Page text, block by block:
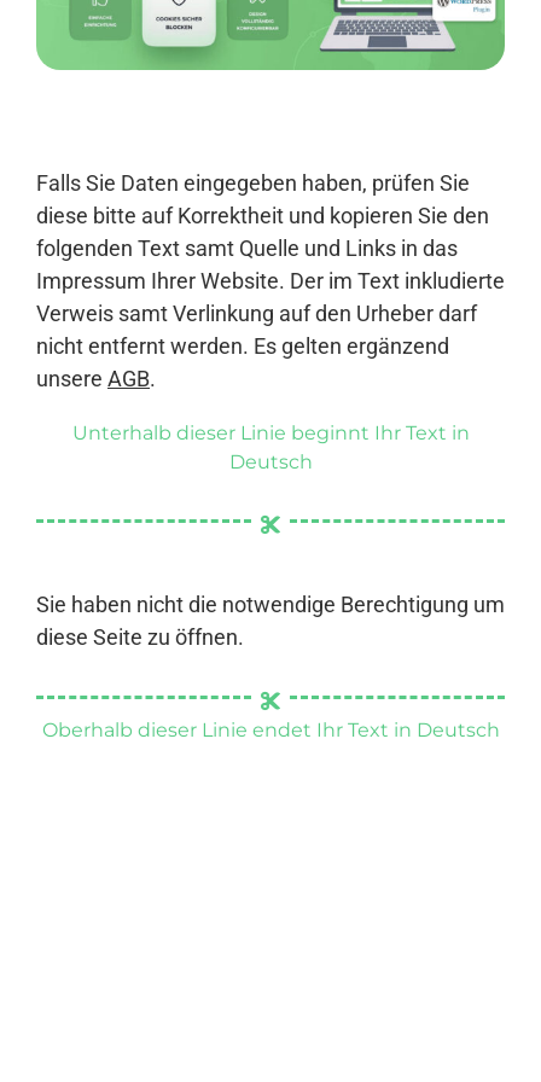
Anmelden
Falls Sie Daten eingegeben haben, prüfen Sie
diese bitte auf Korrektheit und kopieren Sie den
folgenden Text samt Quelle und Links in das
Impressum Ihrer Website. Der im Text inkludierte
Verweis samt Verlinkung auf den Urheber darf
nicht entfernt werden. Es gelten ergänzend
unsere AGB.
Unterhalb dieser Linie beginnt Ihr Text in
Deutsch
Sie haben nicht die notwendige Berechtigung um
diese Seite zu öffnen.
Oberhalb dieser Linie endet Ihr Text in Deutsch